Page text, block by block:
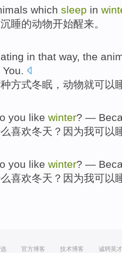
which sleep in
沉睡的动物开始醒来。
in that way, the
You.
方式冬眠 ， 动物就可以
you like winter? —
喜欢冬天？ 因为我可以
you like winter? —
喜欢冬天？ 因为我可以
官方博客 技术博客 诚聘英才